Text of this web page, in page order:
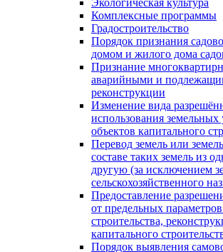
Экологическая культура
Комплексные программы
Градостроительство
Порядок признания
домом и жилого дома
Признание
аварийными и
реконструкции
Изменение вида
использования земельных
объектов капитального
Перевод земель или
составе таких земель из
другую (за исключением
сельскохозяйственного
Предоставление
от предельных
строительства,
капитального
Порядок выявления